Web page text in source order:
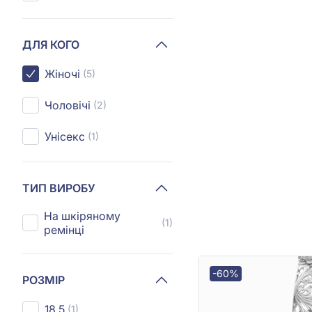
ДЛЯ КОГО
Жіночі (5)
Чоловічі (2)
Унісекс (1)
ТИП ВИРОБУ
На шкіряному
ремінці
(1)
РОЗМІР
18.5 (1)
-60%